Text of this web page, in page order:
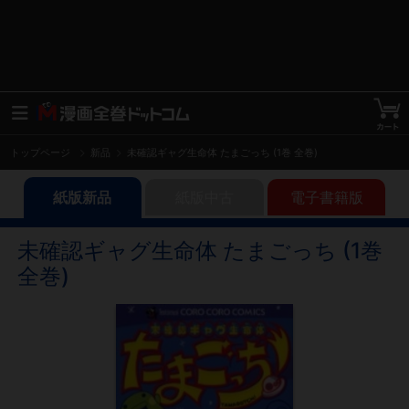
トップページ 未確認ギャグ生命体 たまごっち (1巻 全巻)
紙版新品 電子書籍版
未確認ギャグ生命体 たまごっち (1巻
全巻)